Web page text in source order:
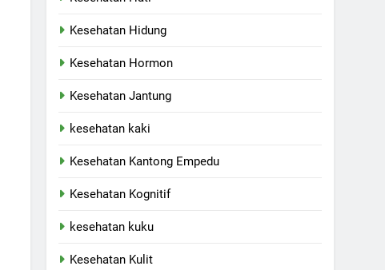
Kesehatan Hidung
Kesehatan Hormon
Kesehatan Jantung
kesehatan kaki
Kesehatan Kantong Empedu
Kesehatan Kognitif
kesehatan kuku
Kesehatan Kulit